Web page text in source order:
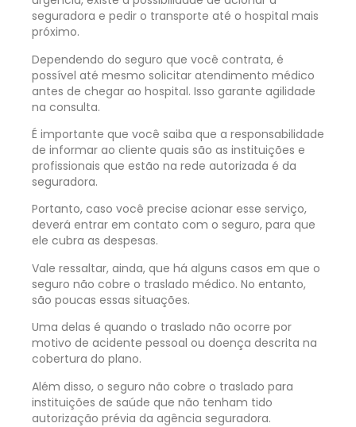
seguradora e pedir o transporte até o hospital mais
próximo.
Dependendo do seguro que você contrata, é
possível até mesmo solicitar atendimento médico
antes de chegar ao hospital. Isso garante agilidade
na consulta.
É importante que você saiba que a responsabilidade
de informar ao cliente quais são as instituições e
profissionais que estão na rede autorizada é da
seguradora.
Portanto, caso você precise acionar esse serviço,
deverá entrar em contato com o seguro, para que
ele cubra as despesas.
Vale ressaltar, ainda, que há alguns casos em que o
seguro não cobre o traslado médico. No entanto,
são poucas essas situações.
Uma delas é quando o traslado não ocorre por
motivo de acidente pessoal ou doença descrita na
cobertura do plano.
Além disso, o seguro não cobre o traslado para
instituições de saúde que não tenham tido
autorização prévia da agência seguradora.